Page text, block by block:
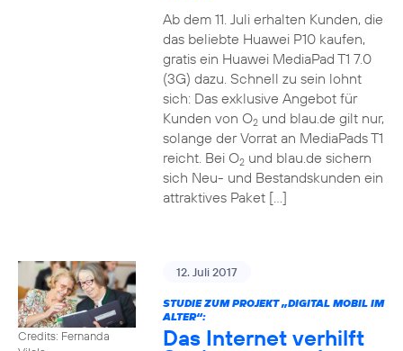
Ab dem 11. Juli erhalten Kunden, die
das beliebte Huawei P10 kaufen,
gratis ein Huawei MediaPad T1 7.0
(3G) dazu. Schnell zu sein lohnt
sich: Das exklusive Angebot für
Kunden von O2und blau.de gilt nur,
solange der Vorrat an MediaPads T1
reicht. Bei O2und blau.de sichern
sich Neu- und Bestandskunden ein
attraktives Paket […]
Credits: Fernanda
12. Juli 2017
STUDIE ZUM PROJEKT „DIGITAL MOBIL IM
ALTER“:
Das Internet verhilft